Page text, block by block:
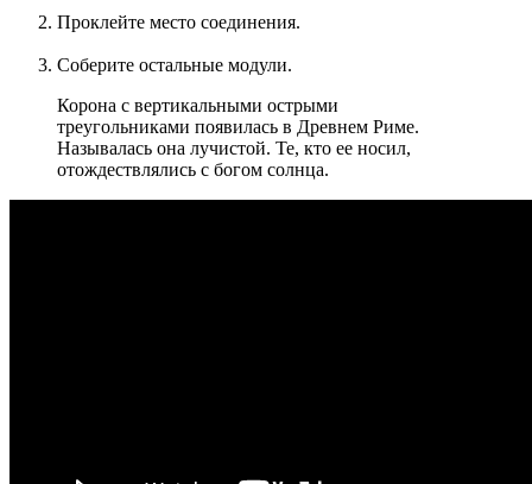
Проклейте место соединения.
Соберите остальные модули.
Корона с вертикальными острыми
треугольниками появилась в Древнем Риме.
Называлась она лучистой. Те, кто ее носил,
отождествлялись с богом солнца.